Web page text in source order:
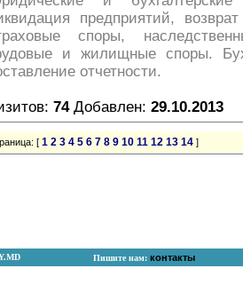
предприятий,
споры,
и жилищные споры.
отчетности.
74Добавлен: 29.10.2013
[ 1 2 3 4 5 6 7 8 9 10 11 12 13 14 ]
Пишите нам: контакты